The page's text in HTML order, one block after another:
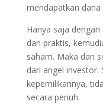
mendapatkan dana
Hanya saja
dan praktis,
saham. Maka dari
dari angel investor.
kepemilikannya,
secara penuh.